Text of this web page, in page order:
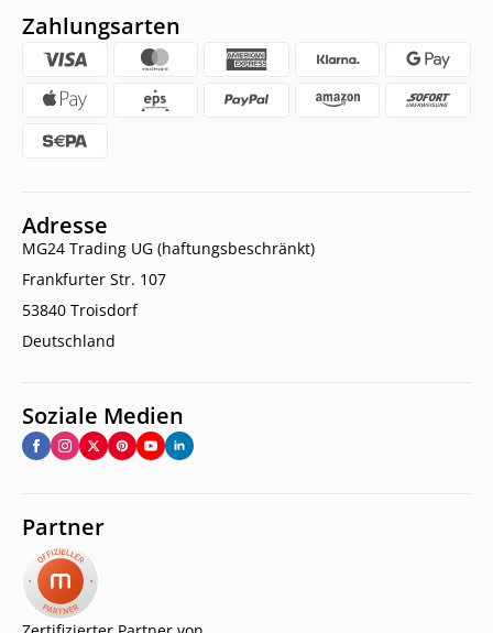
Zahlungsarten
Adresse
MG24 Trading UG (haftungsbeschränkt)
Frankfurter Str. 107
53840 Troisdorf
Deutschland
Soziale Medien
Partner